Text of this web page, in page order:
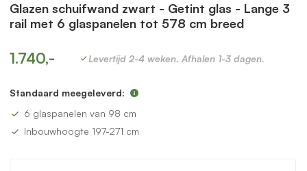
Glazen schuifwand zwart - Getint glas - Lange 3
rail met 6 glaspanelen tot 578 cm breed
1.740,- Levertijd 2-4 weken. Afhalen 1-3 dagen.
Standaard meegeleverd:
6 glaspanelen van 98 cm
Inbouwhoogte 197-271 cm